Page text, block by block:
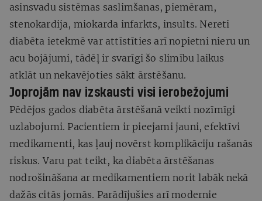
asinsvadu sistēmas saslimšanas, piemēram,
stenokardija, miokarda infarkts, insults. Nereti
diabēta ietekmē var attīstīties arī nopietni nieru un
acu bojājumi, tādēļ ir svarīgi šo slimību laikus
atklāt un nekavējoties sākt ārstēšanu.
Joprojām nav izskausti visi ierobežojumi
Pēdējos gados diabēta ārstēšanā veikti nozīmīgi
uzlabojumi. Pacientiem ir pieejami jauni, efektīvi
medikamenti, kas ļauj novērst komplikāciju rašanās
riskus. Varu pat teikt, ka diabēta ārstēšanas
nodrošināšana ar medikamentiem norit labāk nekā
dažās citās jomās. Parādījušies arī modernie